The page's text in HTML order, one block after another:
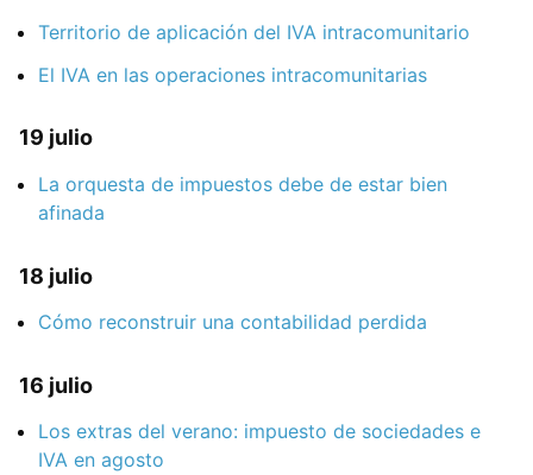
Territorio de aplicación del IVA intracomunitario
El IVA en las operaciones intracomunitarias
19 julio
La orquesta de impuestos debe de estar bien
afinada
18 julio
Cómo reconstruir una contabilidad perdida
16 julio
Los extras del verano: impuesto de sociedades e
IVA en agosto